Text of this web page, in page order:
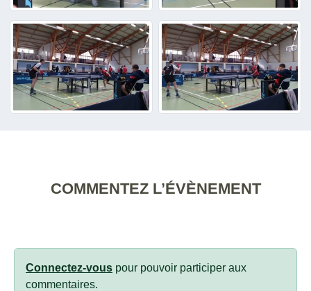
COMMENTEZ L’ÉVÈNEMENT
Connectez-vous pour pouvoir participer aux
commentaires.